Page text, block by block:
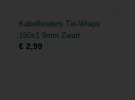
Kabelbinders Tie-Wraps
150x1.9mm Zwart
€ 2,99